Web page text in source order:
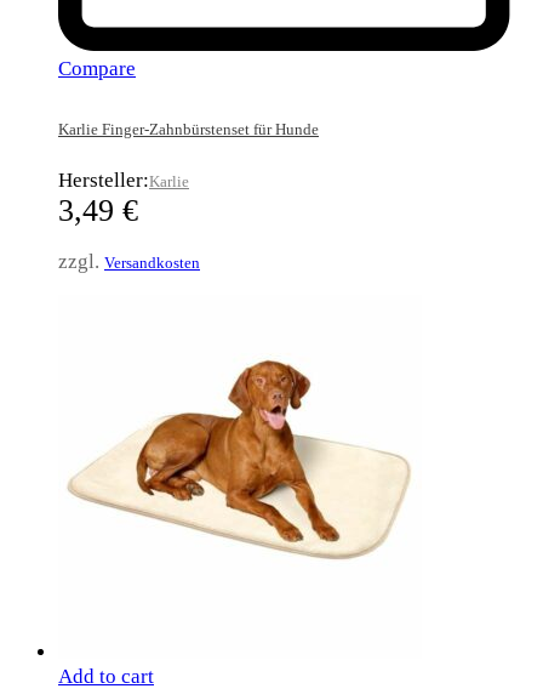
Compare
Karlie Finger-Zahnbürstenset für Hunde
Hersteller:Karlie
3,49 €
zzgl. Versandkosten
Add to cart